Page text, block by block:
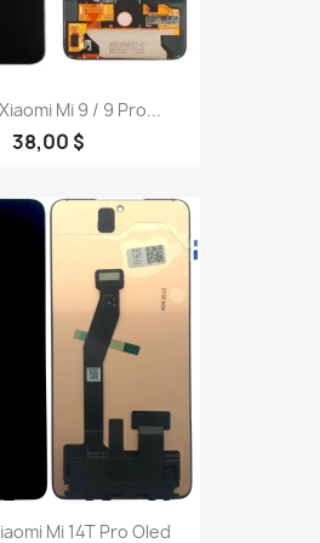
Mi 9 / 9 Pro...
38,00 $
Mi 14T Pro Oled